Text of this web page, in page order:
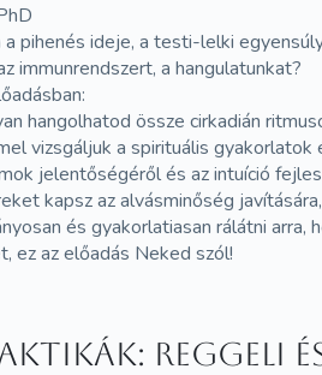
a pihenés ideje, a testi-lelki
immunrendszert, a hangulatunkat?
hangolhatod össze cirkadián
vizsgáljuk a spirituális
jelentőségéről és az intuíció
kapsz az alvásminőség
és gyakorlatiasan rálátni
ez az előadás Neked szól!
reggeli